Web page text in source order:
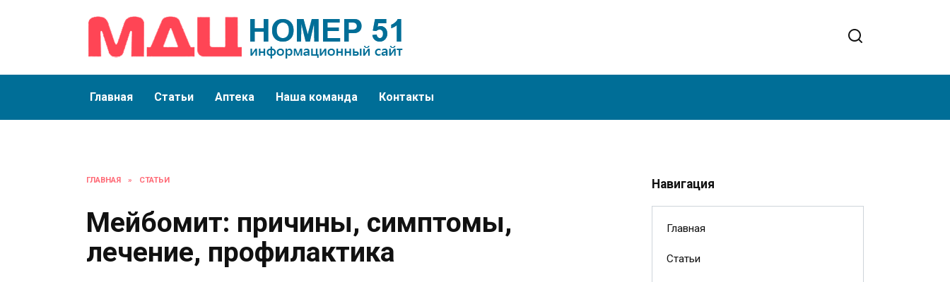
Главная Статьи Аптека Наша команда Контакты
ГЛАВНАЯ » СТАТЬИ
Мейбомит: причины, симптомы,
лечение, профилактика
Навигация
Главная
Статьи